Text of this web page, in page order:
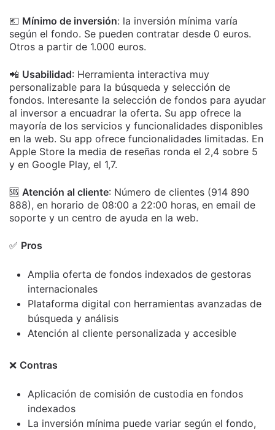
💶 Mínimo de inversión: la inversión mínima varía
según el fondo. Se pueden contratar desde 0 euros.
Otros a partir de 1.000 euros.
📲 Usabilidad: Herramienta interactiva muy
personalizable para la búsqueda y selección de
fondos. Interesante la selección de fondos para ayudar
al inversor a encuadrar la oferta. Su app ofrece la
mayoría de los servicios y funcionalidades disponibles
en la web. Su app ofrece funcionalidades limitadas. En
Apple Store la media de reseñas ronda el 2,4 sobre 5
y en Google Play, el 1,7.
🆘 Atención al cliente: Número de clientes (914 890
888), en horario de 08:00 a 22:00 horas, en email de
soporte y un centro de ayuda en la web.
✅ Pros
Amplia oferta de fondos indexados de gestoras
internacionales
Plataforma digital con herramientas avanzadas de
búsqueda y análisis
Atención al cliente personalizada y accesible
❌ Contras
Aplicación de comisión de custodia en fondos
indexados
La inversión mínima puede variar según el fondo,